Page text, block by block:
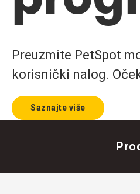
Preuzmite PetSpot
korisnički nalog.
Saznajte više